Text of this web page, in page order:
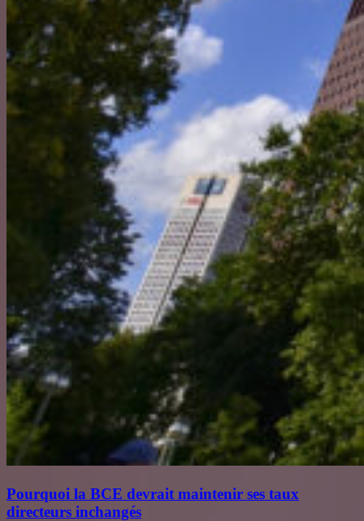
Pourquoi la BCE devrait maintenir ses taux
directeurs inchangés